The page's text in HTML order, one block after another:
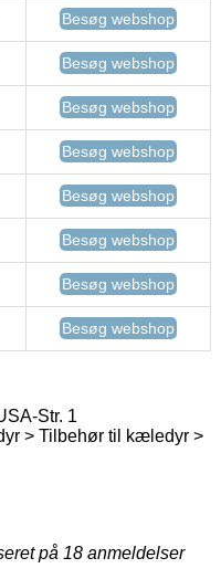
Besøg webshop
Besøg webshop
Besøg webshop
Besøg webshop
Besøg webshop
Besøg webshop
Besøg webshop
Besøg webshop
Str. 1
> Tilbehør til kæledyr >
på 18 anmeldelser